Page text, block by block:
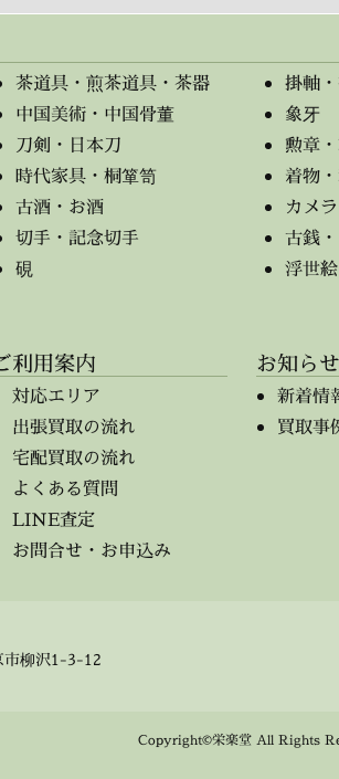
茶道具・煎茶道具・茶器 掛軸
中国美術・中国骨董 象牙
刀剣・日本刀 勲章
時代家具・桐箪笥 着物
古酒・お酒 カメ
切手・記念切手 古銭
硯 浮世
利用案内
対応エリア
出張買取の流れ
宅配買取の流れ
よくある質問
LINE査定
お問合せ・お申込み
お知ら
新着情
買取事
市柳沢1-3-12
Copyright©栄楽堂 All Rights